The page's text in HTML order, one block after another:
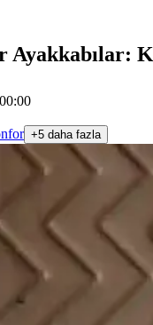
Ayakkabılar:
+5 daha fazla